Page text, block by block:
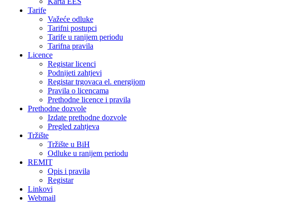
Tarife
Važeće odluke
Tarifni postupci
Tarife u ranijem periodu
Tarifna pravila
Licence
Registar licenci
Podnijeti zahtjevi
Registar trgovaca el. energijom
Pravila o licencama
Prethodne licence i pravila
Prethodne dozvole
Izdate prethodne dozvole
Pregled zahtjeva
Tržište
Tržište u BiH
Odluke u ranijem periodu
REMIT
Opis i pravila
Registar
Linkovi
Webmail